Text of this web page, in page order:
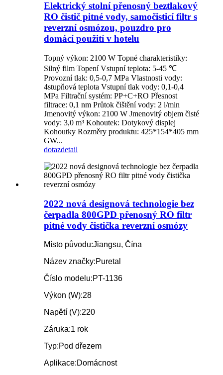
Elektrický stolní přenosný beztlakový
RO čistič pitné vody, samočisticí filtr s
reverzní osmózou, pouzdro pro
domácí použití v hotelu
Topný výkon: 2100 W Topné charakteristiky:
Silný film Topení Vstupní teplota: 5-45 ℃
Provozní tlak: 0,5-0,7 MPa Vlastnosti vody:
4stupňová teplota Vstupní tlak vody: 0,1-0,4
MPa Filtrační systém: PP+C+RO Přesnost
filtrace: 0,1 nm Průtok čištění vody: 2 l/min
Jmenovitý výkon: 2100 W Jmenovitý objem čisté
vody: 3,0 m³ Kohoutek: Dotykový displej
Kohoutky Rozměry produktu: 425*154*405 mm
GW...
dotazdetail
2022 nová designová technologie bez
čerpadla 800GPD přenosný RO filtr
pitné vody čistička reverzní osmózy
Místo původu:Jiangsu, Čína
Název značky:Puretal
Číslo modelu:PT-1136
Výkon (W):28
Napětí (V):220
Záruka:1 rok
Typ:Pod dřezem
Aplikace:Domácnost